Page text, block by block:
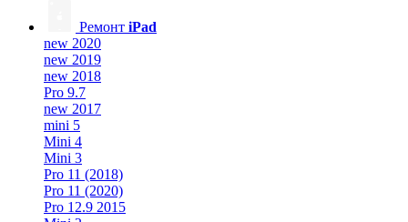
Ремонт iPad
new 2020
new 2019
new 2018
Pro 9.7
new 2017
mini 5
Mini 4
Mini 3
Pro 11 (2018)
Pro 11 (2020)
Pro 12.9 2015